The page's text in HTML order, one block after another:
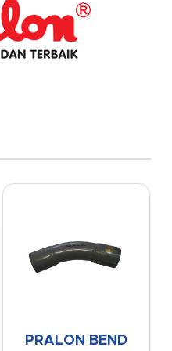
PRALON BEND